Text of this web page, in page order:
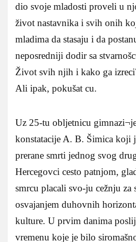
dio svoje mladosti proveli u
život nastavnika i svih onih
mladima da stasaju i da
neposredniji dodir sa
Život svih njih i kako ga
Ali ipak, pokušat cu.
Uz 25-tu obljetnicu
konstatacije A. B. Šimica koji
prerane smrti jednog svog
Hercegovci cesto patnjom,
smrcu placali svo-ju cežnju za
osvajanjem duhovnih
kulture. U prvim danima
vremenu koje je bilo